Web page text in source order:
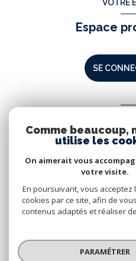
VOTRE
Espace
SE
Nous
© 2026 | Tous
Nos partenaires
Nos
Comme beaucoup,
utilise les
On aimerait vous
votre visite.
En poursuivant, vous acceptez
cookies par ce site, afin de
contenus adaptés et réaliser
PARAMÉTRER